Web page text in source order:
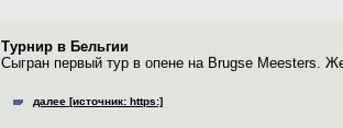
Турнир в Бельгии
Сыгран первый тур в опене на Brugse Meesters.
далее [источник: https:]